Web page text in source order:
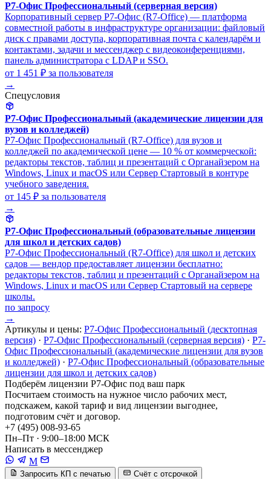
Р7-Офис Профессиональный (серверная версия)
Корпоративный сервер Р7-Офис (R7-Office) — платформа
совместной работы в инфраструктуре организации: файловый
диск с правами доступа, корпоративная почта с календарём и
контактами, задачи и мессенджер с видеоконференциями,
панель администратора с LDAP и SSO.
от 1 451 ₽ за пользователя
→
Спецусловия
Р7-Офис Профессиональный (академические лицензии для
вузов и колледжей)
Р7-Офис Профессиональный (R7-Office) для вузов и
колледжей по академической цене — 10 % от коммерческой:
редакторы текстов, таблиц и презентаций с Органайзером на
Windows, Linux и macOS или Сервер Стартовый в контуре
учебного заведения.
от 145 ₽ за пользователя
→
Р7-Офис Профессиональный (образовательные лицензии
для школ и детских садов)
Р7-Офис Профессиональный (R7-Office) для школ и детских
садов — вендор предоставляет лицензии бесплатно:
редакторы текстов, таблиц и презентаций с Органайзером на
Windows, Linux и macOS или Сервер Стартовый на сервере
школы.
по запросу
→
Артикулы и цены: Р7-Офис Профессиональный (десктопная
версия) · Р7-Офис Профессиональный (серверная версия) · Р7-
Офис Профессиональный (академические лицензии для вузов
и колледжей) · Р7-Офис Профессиональный (образовательные
лицензии для школ и детских садов)
Подберём лицензии Р7-Офис под ваш парк
Посчитаем стоимость на нужное число рабочих мест,
подскажем, какой тариф и вид лицензии выгоднее,
подготовим счёт и договор.
+7 (495) 008-93-65
Пн–Пт · 9:00–18:00 МСК
Написать в мессенджер
M
Запросить КП с печатью Счёт с отсрочкой